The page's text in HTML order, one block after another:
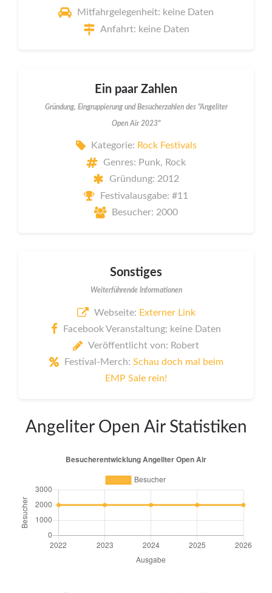
Mitfahrgelegenheit: keine Daten
Anfahrt: keine Daten
Ein paar Zahlen
Gründung, Eingruppierung und Besucherzahlen des "Angeliter
Open Air 2023"
Kategorie: Rock Festivals
Genres: Punk, Rock
Gründung: 2012
Festivalausgabe: #11
Besucher: 2000
Sonstiges
Weiterführende Informationen
Webseite: Externer Link
Facebook Veranstaltung: keine Daten
Veröffentlicht von: Robert
Festival-Merch: Schau doch mal beim
EMP Sale rein!
Angeliter Open Air Statistiken